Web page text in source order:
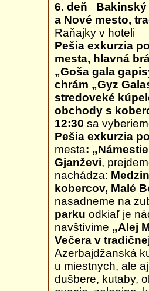
6. deň Bakinský
a Nové mesto,
Raňajky v hoteli
Pešia exkurzia
mesta, hlavná
„Goša gala
chrám „Gyz
stredoveké
obchody s
12:30 sa
Pešia exkurzia
mesta:
Gjanževi,
nachádza:
kobercov, Malé
nasadneme na
parku odkiaľ je
navštívime „Alej
Večera v
Azerbajdžanská
u miestnych, ale
dušbere, kutaby,